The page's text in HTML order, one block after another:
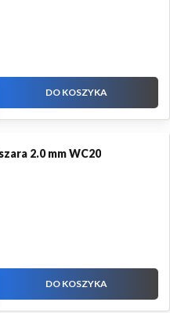
DO KOSZYKA
2.0 mm WC20
DO KOSZYKA